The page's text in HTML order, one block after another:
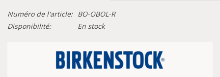
Numéro de l'article: BO-OBOL-R
Disponibilité:
En stock